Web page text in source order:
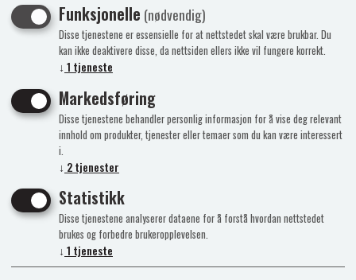
FRANKLIN ORIGINAL BBQ SAUCE
Funksjonelle (nødvendig)
Disse tjenestene er essensielle for at nettstedet skal være brukbar. Du
kan ikke deaktivere disse, da nettsiden ellers ikke vil fungere korrekt.
↓ 1 tjeneste
Markedsføring
Disse tjenestene behandler personlig informasjon for å vise deg relevant
innhold om produkter, tjenester eller temaer som du kan være interessert
i.
↓ 2tjenester
Statistikk
Disse tjenestene analyserer dataene for å forstå hvordan nettstedet
brukes og forbedre brukeropplevelsen.
↓ 1 tjeneste